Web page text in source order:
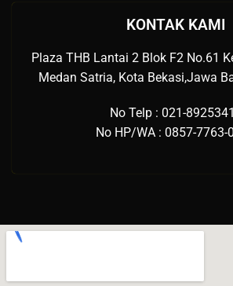
KONTAK KAMI
Plaza THB Lantai 2 Blok F2 No.61
Medan Satria, Kota Bekasi,Jawa
No Telp : 021-
No HP/WA : 0857-7763-